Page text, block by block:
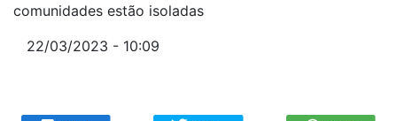
comunidades estão isoladas
22/03/2023 - 10:09